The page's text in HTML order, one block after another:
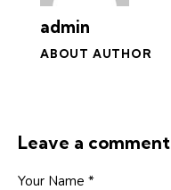
admin
ABOUT AUTHOR
Leave a comment